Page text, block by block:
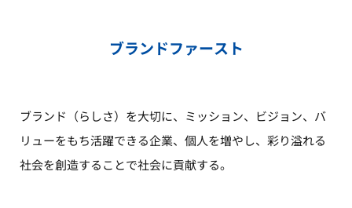
ブランドファースト
ブランド（らしさ）を大切に、ミッション、ビジョン、バ
リューをもち活躍できる企業、個人を増やし、彩り溢れる
社会を創造することで社会に貢献する。